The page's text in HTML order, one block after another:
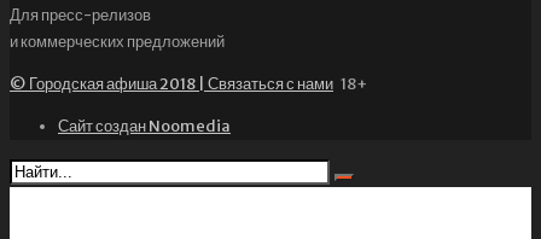
Для пресс-релизов
и коммерческих предложений
© Городская афиша 2018 | Связаться с нами 18+
Сайт создан Noomedia